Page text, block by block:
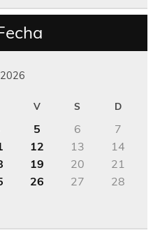
V S D
5 6
7
12 13
14
19 20
21
26 27
28